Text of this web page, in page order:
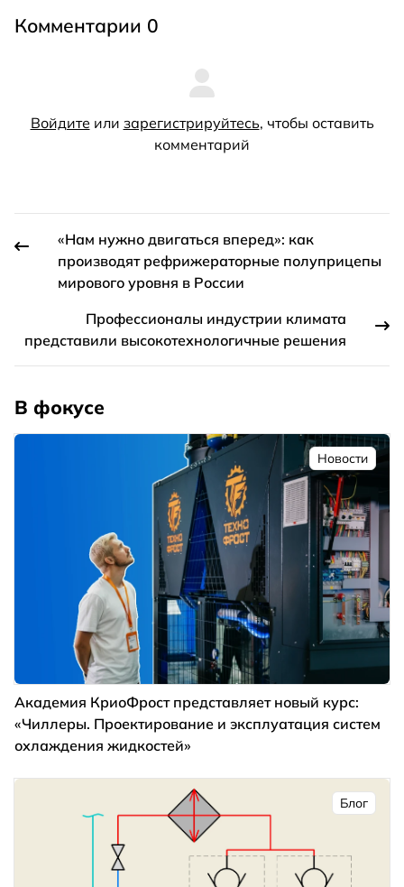
Комментарии 0
Войдите или зарегистрируйтесь, чтобы оставить
комментарий
«Нам нужно двигаться вперед»: как
производят рефрижераторные полуприцепы
мирового уровня в России
Профессионалы индустрии климата
представили высокотехнологичные решения
В фокусе
Новости
Академия КриоФрост представляет новый курс:
«Чиллеры. Проектирование и эксплуатация систем
охлаждения жидкостей»
Блог